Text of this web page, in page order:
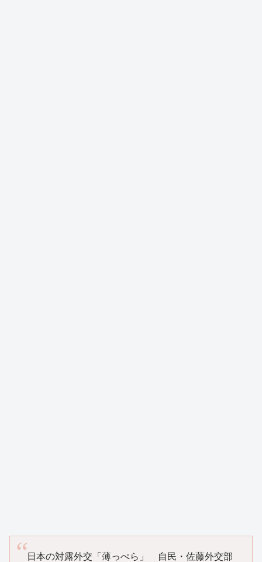
日本の対露外交「薄っぺら」 自民・佐藤外交部